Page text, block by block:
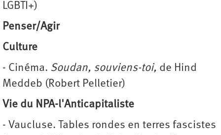
LGBTI+)
Penser/Agir
Culture
- Cinéma. Soudan, souviens-toi, de Hind
Meddeb (Robert Pelletier)
Vie du NPA-l'Anticapitaliste
- Vaucluse. Tables rondes en terres fascistes